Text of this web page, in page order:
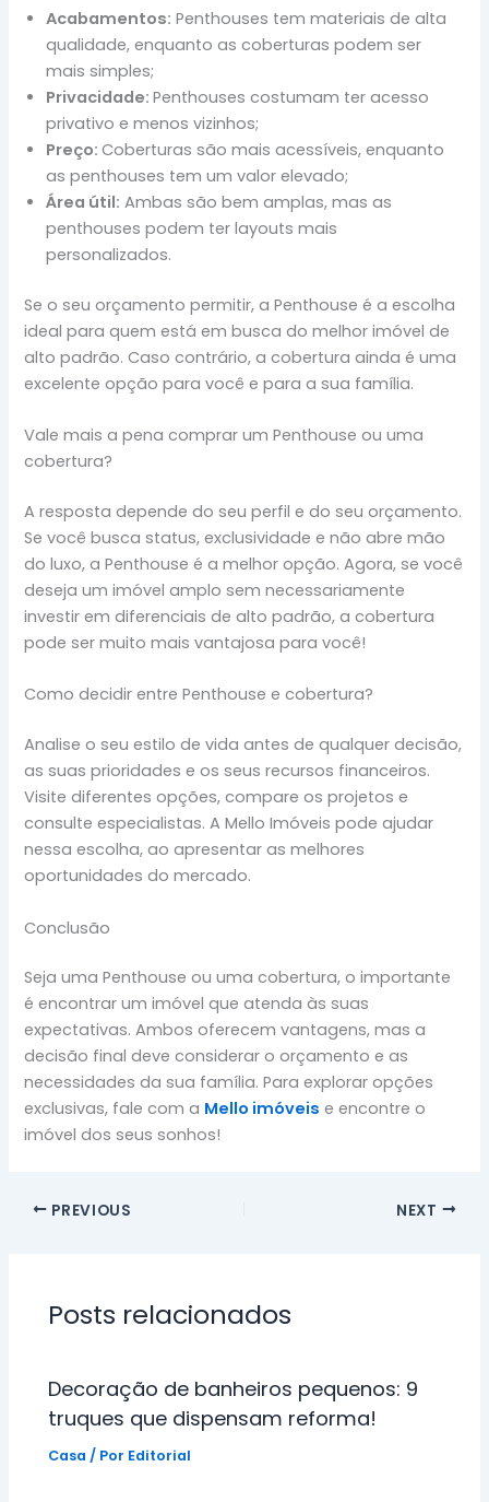
Acabamentos: Penthouses tem materiais de alta
qualidade, enquanto as coberturas podem ser
mais simples;
Privacidade:Penthouses costumam ter acesso
privativo e menos vizinhos;
Preço:Coberturas são mais acessíveis, enquanto
as penthouses tem um valor elevado;
Área útil: Ambas são bem amplas, mas as
penthouses podem ter layouts mais
personalizados.
Se o seu orçamento permitir, a Penthouse é a escolha
ideal para quem está em busca do melhor imóvel de
alto padrão. Caso contrário, a cobertura ainda é uma
excelente opção para você e para a sua família.
Vale mais a pena comprar um Penthouse ou uma
cobertura?
A resposta depende do seu perfil e do seu orçamento.
Se você busca status, exclusividade e não abre mão
do luxo, a Penthouse é a melhor opção. Agora, se você
deseja um imóvel amplo sem necessariamente
investir em diferenciais de alto padrão, a cobertura
pode ser muito mais vantajosa para você!
Como decidir entre Penthouse e cobertura?
Analise o seu estilo de vida antes de qualquer decisão,
as suas prioridades e os seus recursos financeiros.
Visite diferentes opções, compare os projetos e
consulte especialistas. A Mello Imóveis pode ajudar
nessa escolha, ao apresentar as melhores
oportunidades do mercado.
Conclusão
Seja uma Penthouse ou uma cobertura, o importante
é encontrar um imóvel que atenda às suas
expectativas. Ambos oferecem vantagens, mas a
decisão final deve considerar o orçamento e as
necessidades da sua família. Para explorar opções
exclusivas, fale com a Mello imóveis e encontre o
imóvel dos seus sonhos!
PREVIOUS NEXT
Posts relacionados
Decoração de banheiros pequenos: 9
truques que dispensam reforma!
Casa / Por Editorial